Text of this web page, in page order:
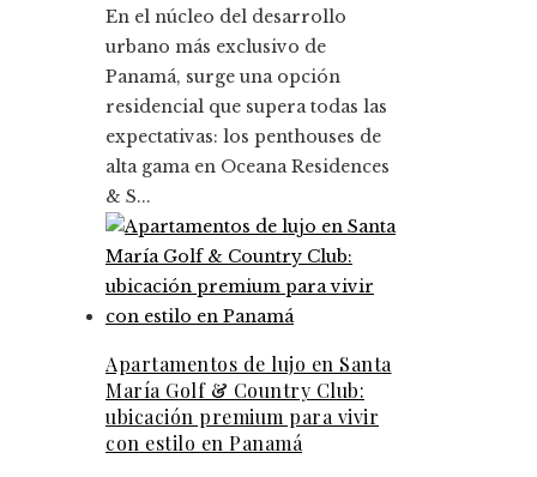
En el núcleo del desarrollo
urbano más exclusivo de
Panamá, surge una opción
residencial que supera todas las
expectativas: los penthouses de
alta gama en Oceana Residences
& S...
Apartamentos de lujo en Santa
María Golf & Country Club:
ubicación premium para vivir
con estilo en Panamá